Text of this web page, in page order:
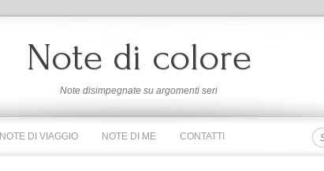
Note di colore
Note disimpegnate su argomenti seri
NOTE DI VIAGGIO NOTE DI ME CONTATTI